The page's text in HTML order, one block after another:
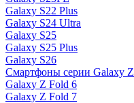
Galaxy S22 Plus
Galaxy S24 Ultra
Galaxy S25
Galaxy S25 Plus
Galaxy S26
Смартфоны серии Galaxy Z
Galaxy Z Fold 6
Galaxy Z Fold 7